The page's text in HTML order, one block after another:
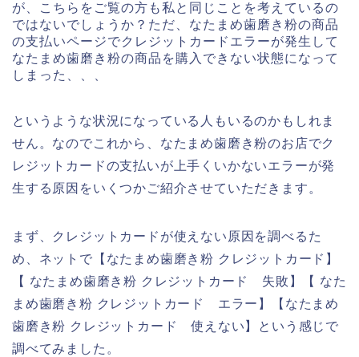
が、こちらをご覧の方も私と同じことを考えているの
ではないでしょうか？ただ、なたまめ歯磨き粉の商品
の支払いページでクレジットカードエラーが発生して
なたまめ歯磨き粉の商品を購入できない状態になって
しまった、、、
というような状況になっている人もいるのかもしれま
せん。なのでこれから、なたまめ歯磨き粉のお店でク
レジットカードの支払いが上手くいかないエラーが発
生する原因をいくつかご紹介させていただきます。
まず、クレジットカードが使えない原因を調べるた
め、ネットで【なたまめ歯磨き粉 クレジットカード】
【 なたまめ歯磨き粉 クレジットカード 失敗】【 なた
まめ歯磨き粉 クレジットカード エラー】【なたまめ
歯磨き粉 クレジットカード 使えない】という感じで
調べてみました。